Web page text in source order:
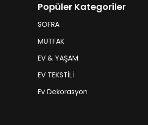
Popüler Kategoriler
SOFRA
MUTFAK
EV & YAŞAM
EV TEKSTİLİ
Ev Dekorasyon